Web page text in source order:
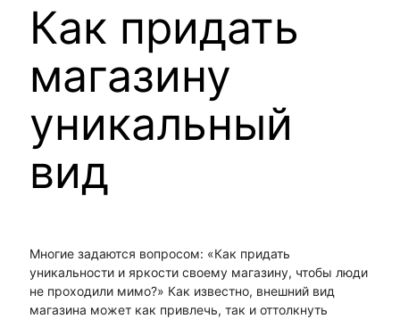
Как придать
магазину
уникальный
вид
Многие задаются вопросом: «Как придать
уникальности и яркости своему магазину, чтобы люди
не проходили мимо?» Как известно, внешний вид
магазина может как привлечь, так и оттолкнуть